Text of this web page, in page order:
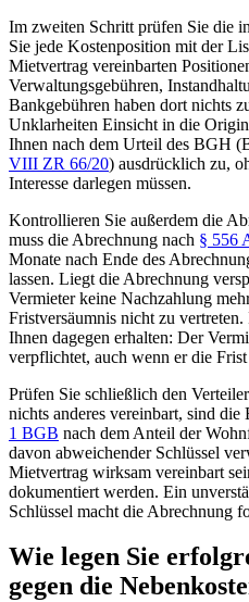
Im zweiten Schritt prüfen Sie die
Sie jede Kostenposition mit der
Mietvertrag vereinbarten
Verwaltungsgebühren,
Bankgebühren haben dort nichts
Unklarheiten Einsicht in die
Ihnen nach dem Urteil des BGH
VIII ZR 66/20) ausdrücklich zu,
Interesse darlegen müssen.
Kontrollieren Sie außerdem die
muss die Abrechnung nach § 556
Monate nach Ende des
lassen. Liegt die Abrechnung
Vermieter keine Nachzahlung
Fristversäumnis nicht zu
Ihnen dagegen erhalten: Der
verpflichtet, auch wenn er die Frist
Prüfen Sie schließlich den
nichts anderes vereinbart, sind die
1 BGB nach dem Anteil der
davon abweichender Schlüssel
Mietvertrag wirksam vereinbart
dokumentiert werden. Ein
Schlüssel macht die Abrechnung
Wie legen Sie
gegen die